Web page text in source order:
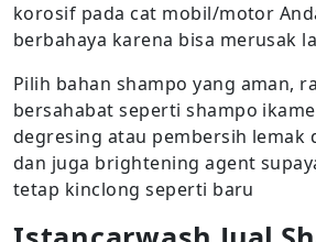
korosif pada cat mobil/motor
berbahaya karena bisa merusak
Pilih bahan shampo yang aman,
bersahabat seperti shampo
degresing atau pembersih lemak
dan juga brightening agent
tetap kinclong seperti baru